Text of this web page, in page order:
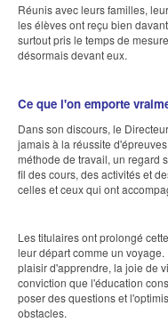
Réunis avec leurs familles,
les élèves ont reçu bien
surtout pris le temps de
désormais devant eux.
Ce que l'on emporte
Dans son discours, le
jamais à la réussite
méthode de travail, un regard
fil des cours, des activités et
celles et ceux qui ont
Les titulaires ont prolongé
leur départ comme un
plaisir d'apprendre, la joie de
conviction que l'éducation
poser des questions et
obstacles.